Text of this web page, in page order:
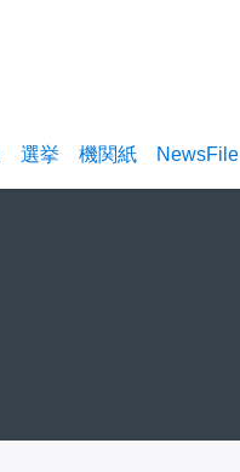
選挙 機関紙 NewsFile